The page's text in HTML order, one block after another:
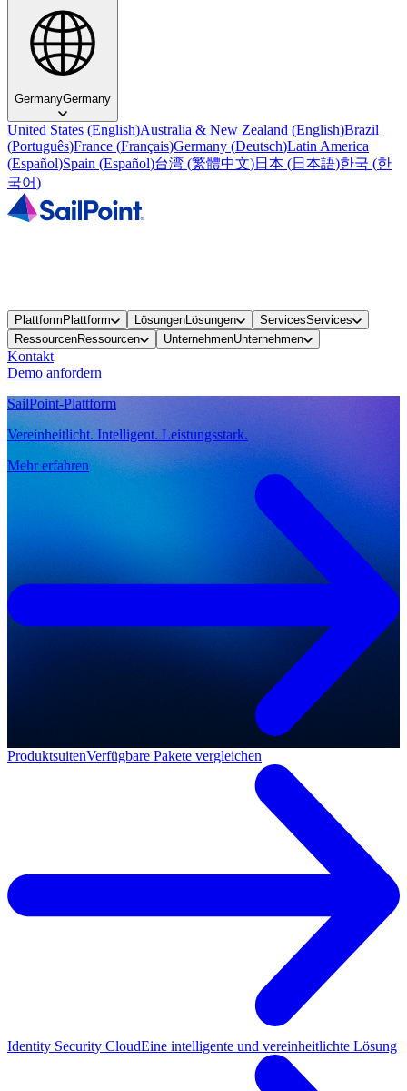
GermanyGermany
United States (English)Australia & New Zealand (English)Brazil
(Português)France (Français)Germany (Deutsch)Latin America
(Español)Spain (Español)台湾 (繁體中文)日本 (日本語)한국 (한
국어)
Plattform Plattform LösungenLösungen ServicesServices
RessourcenRessourcen UnternehmenUnternehmen
Kontakt
Demo anfordern
SailPoint-Plattform
Vereinheitlicht. Intelligent. Leistungsstark.
Mehr erfahren
ProduktsuitenVerfügbare Pakete vergleichen
Identity Security CloudEine intelligente und vereinheitlichte Lösung